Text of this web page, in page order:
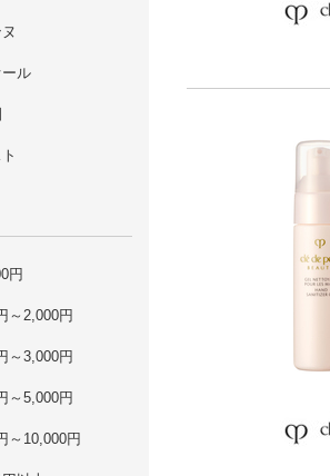
ル
円
～2,000円
～3,000円
～5,000円
～10,000円